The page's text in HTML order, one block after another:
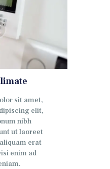
sit amet,
elit,
nibh
ut laoreet
erat
enim ad